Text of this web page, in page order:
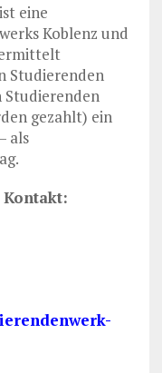
eine
Koblenz und
Studierenden
Studierenden
gezahlt) ein
als